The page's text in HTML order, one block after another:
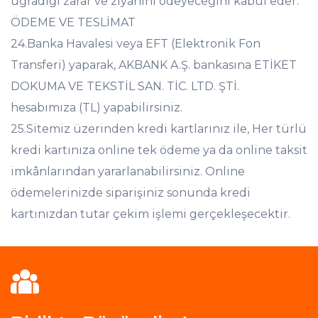
ÖDEME VE TESLİMAT
24.Banka Havalesi veya EFT (Elektronik Fon
Transferi) yaparak, AKBANK A.Ş. bankasına ETİKET
DOKUMA VE TEKSTİL SAN. TİC. LTD. ŞTİ.
hesabımıza (TL) yapabilirsiniz.
25.Sitemiz üzerinden kredi kartlarınız ile, Her türlü
kredi kartınıza online tek ödeme ya da online taksit
imkânlarından yararlanabilirsiniz. Online
ödemelerinizde siparişiniz sonunda kredi
kartınızdan tutar çekim işlemi gerçekleşecektir.